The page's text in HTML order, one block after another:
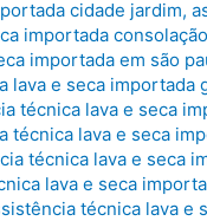
cidade jardim,
importada consolação
importada em são
lava e seca importada
técnica lava e seca
técnica lava e seca
técnica lava e seca
lava e seca
técnica lava e